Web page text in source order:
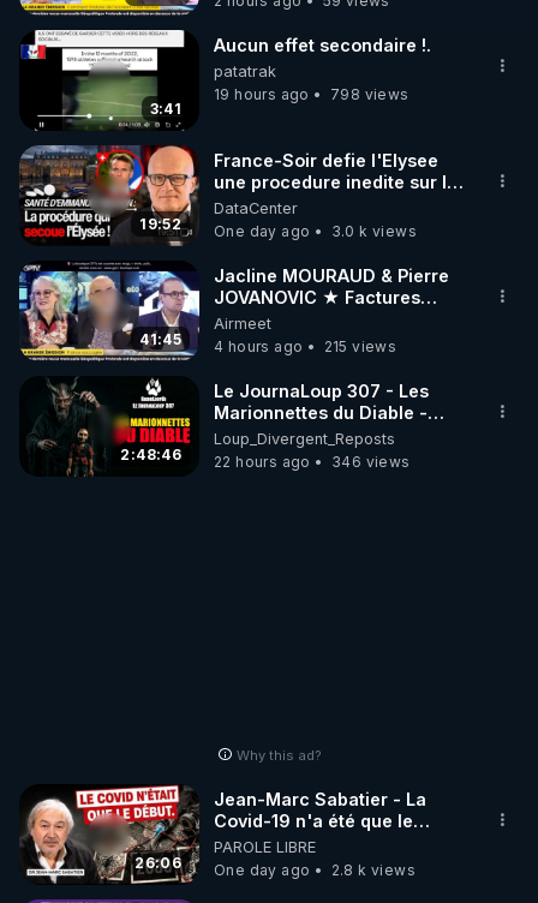
3:41
Aucun effet secondaire !.
patatrak
19 hours ago
798 views
19:52
France-Soir defie l'Elysee
une procedure inedite sur la
sante du president - Nexus
DataCenter
One day ago
3.0 k views
41:45
Jacline MOURAUD & Pierre
JOVANOVIC ★ Factures
Impayées : Où Est Passé Le
Pognon ?
Airmeet
4 hours ago
215 views
2:48:46
Le JournaLoup 307 - Les
Marionnettes du Diable -
Loup Divergent 2026.08.07
Loup_Divergent_Reposts
22 hours ago
346 views
Why this ad?
26:06
Jean-Marc Sabatier - La
Covid-19 n'a été que le
début - L'ARNm & l'ARNm-aa
jusqu où auront-t-il ?
PAROLE LIBRE
One day ago
2.8 k views